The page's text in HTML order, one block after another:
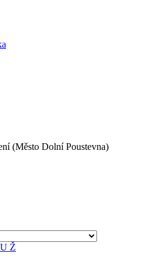
(Město Dolní Poustevna)
U Ž